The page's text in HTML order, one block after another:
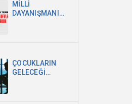
MİLLİ
DAYANIŞMANIN
MİLLET
EGEMENLİĞİDİR
ÇOCUKLARIN
GELECEĞİ